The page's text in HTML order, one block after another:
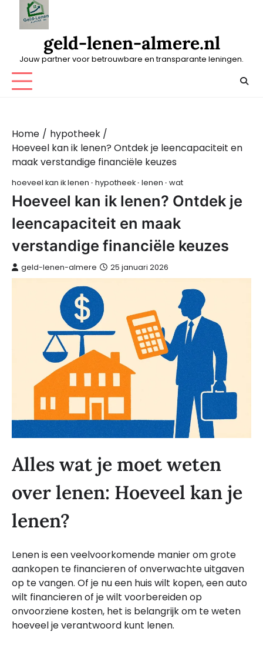
geld-lenen-almere.nl
Jouw partner voor betrouwbare en transparante leningen.
Home
hypotheek
Hoeveel kan ik lenen? Ontdek je leencapaciteit en
maak verstandige financiële keuzes
hoeveel kan ik lenen hypotheek lenen wat
Hoeveel kan ik lenen? Ontdek je
leencapaciteit en maak
verstandige financiële keuzes
geld-lenen-almere 25 januari 2026
Alles wat je moet weten
over lenen: Hoeveel kan je
lenen?
Lenen is een veelvoorkomende manier om grote
aankopen te financieren of onverwachte uitgaven
op te vangen. Of je nu een huis wilt kopen, een auto
wilt financieren of je wilt voorbereiden op
onvoorziene kosten, het is belangrijk om te weten
hoeveel je verantwoord kunt lenen.